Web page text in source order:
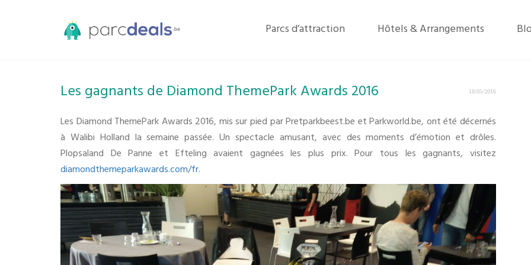
Parcs d’attraction Hôtels & Arrangements
Les gagnants de Diamond ThemePark Awards 2016 18/05/2016
Les Diamond ThemePark Awards 2016, mis sur pied par Pretparkbeest.be et Parkworld.be, ont été décernés
à Walibi Holland la semaine passée. Un spectacle amusant, avec des moments d’émotion et drôles.
Plopsaland De Panne et Efteling avaient gagnées les plus prix. Pour tous les gagnants, visitez
diamondthemeparkawards.com/fr.